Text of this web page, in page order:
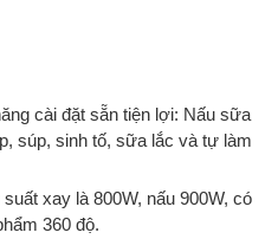
cài đặt sẵn tiện lợi: Nấu sữa
súp, sinh tố, sữa lắc và tự làm
xay là 800W, nấu 900W, có
360 độ.